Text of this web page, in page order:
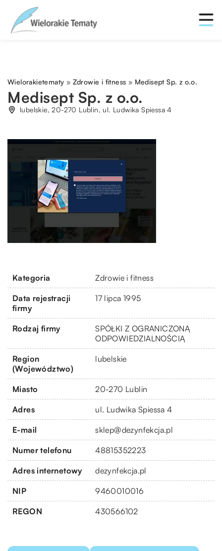
Wielorakietematy » Zdrowie i fitness » Medisept Sp. z o.o.
Medisept Sp. z o.o.
lubelskie, 20-270 Lublin, ul. Ludwika Spiessa 4
Kategoria Zdrowie i fitness
Data rejestracji
firmy
17 lipca 1995
Rodzaj firmy
SPÓŁKI Z OGRANICZONĄ
ODPOWIEDZIALNOŚCIĄ
Region
(Województwo)
lubelskie
Miasto 20-270 Lublin
Adres ul. Ludwika Spiessa 4
E-mail sklep@dezynfekcja.pl
Numer telefonu 48815352223
Adres internetowy dezynfekcja.pl
NIP 9460010016
REGON 430566102